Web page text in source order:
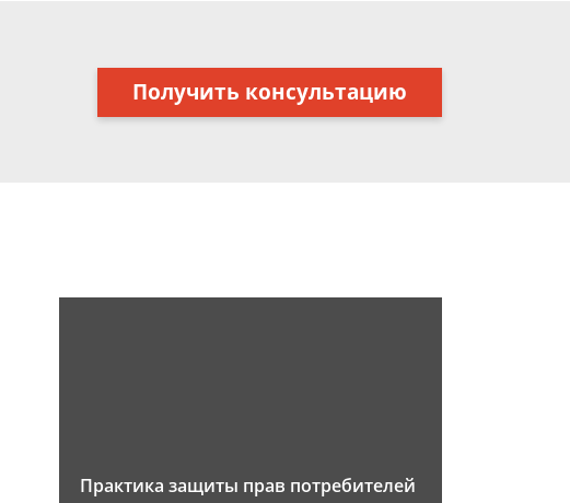
Получить консультацию
Практика защиты прав потребителей